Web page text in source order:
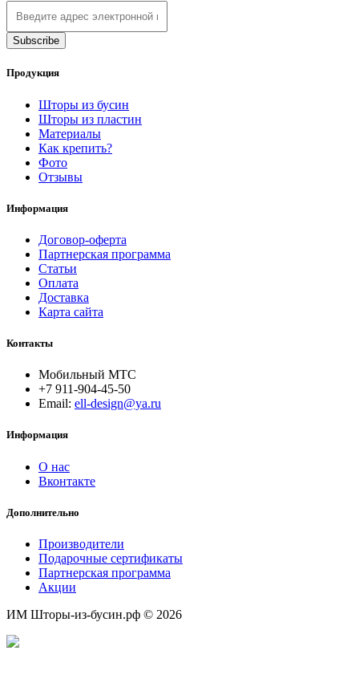
Продукция
Шторы из бусин
Шторы из пластин
Материалы
Как крепить?
Фото
Отзывы
Информация
Договор-оферта
Партнерская программа
Статьи
Оплата
Доставка
Карта сайта
Контакты
Мобильный МТС
+7 911-904-45-50
Email: ell-design@ya.ru
Информация
О нас
Вконтакте
Дополнительно
Производители
Подарочные сертификаты
Партнерская программа
Акции
ИМ Шторы-из-бусин.рф © 2026